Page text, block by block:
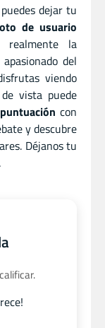
dejar tu
de usuario
realmente la
del
viendo
vista puede
puntuación con
y descubre
Déjanos tu